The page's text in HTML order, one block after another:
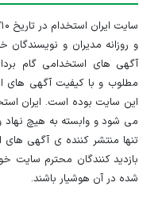
و روزانه مدیران و
آگهی های استخدامی گام
مطلوب و با کیفیت آگهی های
این سایت بوده است. ایران
می شود و وابسته به هیچ نهاد
تنها منتشر کننده ی آگهی های
بازدید کنندگان محترم
شده در آن هوشیار باشند.